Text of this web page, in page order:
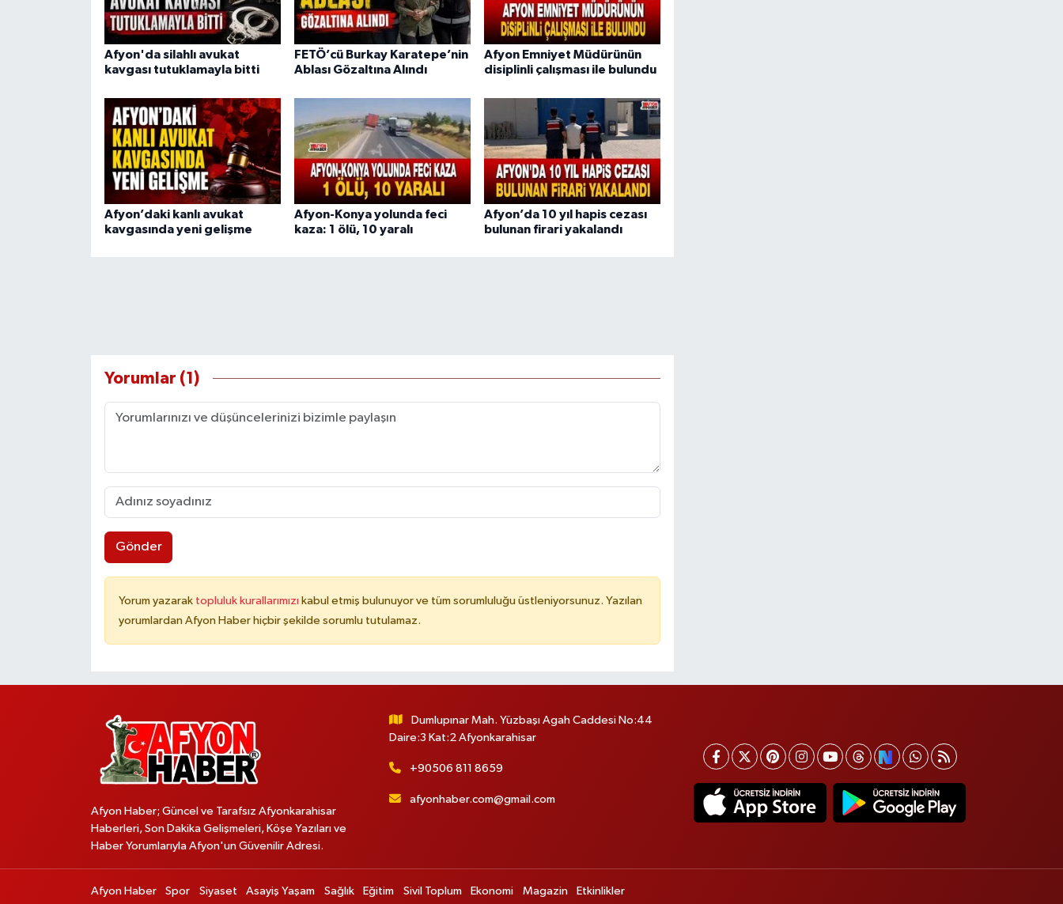
Afyon'da silahlı avukat
kavgası tutuklamayla bitti
FETÖ’cü Burkay Karatepe’nin
Ablası Gözaltına Alındı
Afyon Emniyet Müdürünün
disiplinli çalışması ile bulundu
Afyon’daki kanlı avukat
kavgasında yeni gelişme
Afyon-Konya yolunda feci
kaza: 1 ölü, 10 yaralı
Afyon’da 10 yıl hapis cezası
bulunan firari yakalandı
Yorumlar (1)
Gönder
Yorum yazarak topluluk kurallarımızı kabul etmiş bulunuyor ve tüm sorumluluğu üstleniyorsunuz. Yazılan
yorumlardan Afyon Haber hiçbir şekilde sorumlu tutulamaz.
Afyon Haber; Güncel ve Tarafsız Afyonkarahisar
Haberleri, Son Dakika Gelişmeleri, Köşe Yazıları ve
Haber Yorumlarıyla Afyon'un Güvenilir Adresi.
Dumlupınar Mah. Yüzbaşı Agah Caddesi No:44
Daire:3 Kat:2 Afyonkarahisar
+90506 811 8659
afyonhaber.com@gmail.com
Afyon Haber Spor Siyaset Asayiş Yaşam Sağlık Eğitim Sivil Toplum Ekonomi Magazin Etkinlikler